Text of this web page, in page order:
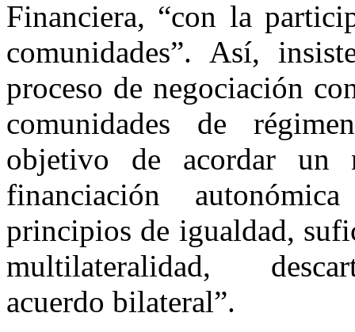
Financiera, “con la
comunidades”. Así,
proceso de negociación
comunidades de
objetivo de acordar un
financiación
principios de igualdad,
multilateralidad,
acuerdo bilateral”.